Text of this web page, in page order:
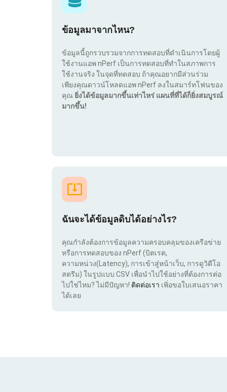
ข้อมูลมาจากไหน?
ข้อมูลนี้ถูกรวบรวมจากการทดสอบที่ดำเนินการโดยผู้
ใช้งานแอพ nPerf เป็นการทดสอบที่ทำในสภาพการ
ใช้งานจริง ในจุดที่ทดสอบ ถ้าคุณอยากมีส่วนร่วม
เพียงคุณดาวน์โหลดแอพ nPerf ลงในสมาร์ทโฟนของ
คุณยิ่งได้ข้อมูลมากขึ้นเท่าไหร่ แผนที่ที่ได้ก็ยิ่งสมบูรณ์
มากขึ้น!
ฉันจะได้ข้อมูลดิบได้อย่างไร?
คุณกำลังต้องการข้อมูลความครอบคลุมของเครือข่าย
หรือการทดสอบของ nPerf (บิตเรต,
ความหน่วง(Latency), การเข้าสู่หน้าเว็บ, การดูวิดีโอ
สตรีม) ในรูปแบบ CSV เพื่อนำไปใช้อย่างที่ต้องการต่อ
ไปใช่ไหม? ไม่มีปัญหา! ติดต่อเรา เพิ่อขอใบเสนอราคา
ได้เลย